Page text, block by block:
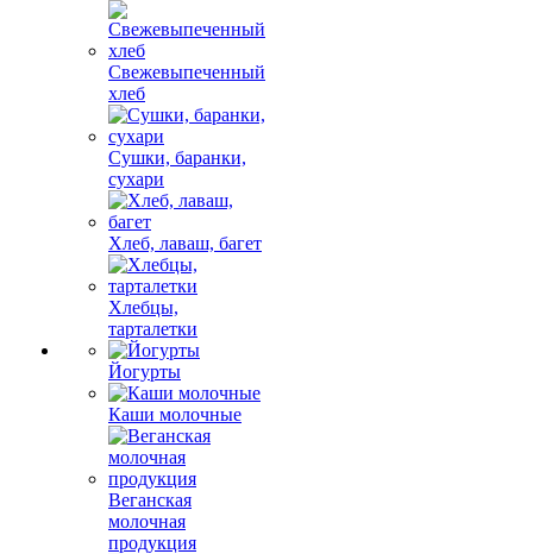
Свежевыпеченный
хлеб
Сушки, баранки,
сухари
Хлеб, лаваш, багет
Хлебцы,
тарталетки
Йогурты
Каши молочные
Веганская
молочная
продукция